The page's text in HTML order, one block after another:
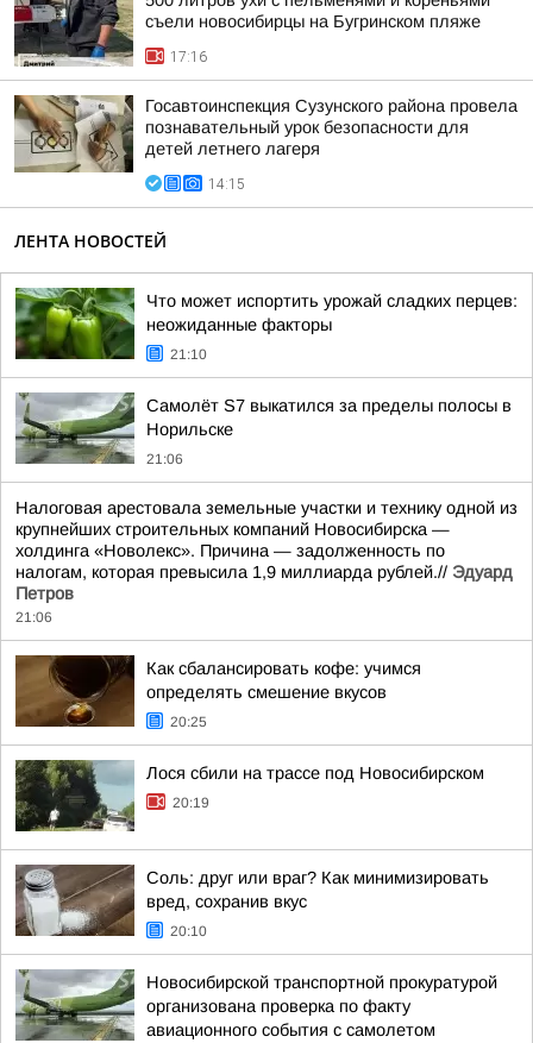
съели новосибирцы на Бугринском пляже
17:16
Госавтоинспекция Сузунского района провела
познавательный урок безопасности для
детей летнего лагеря
14:15
ЛЕНТА НОВОСТЕЙ
Что может испортить урожай сладких перцев:
неожиданные факторы
21:10
Самолёт S7 выкатился за пределы полосы в
Норильске
21:06
Налоговая арестовала земельные участки и технику одной из
крупнейших строительных компаний Новосибирска —
холдинга «Новолекс». Причина — задолженность по
налогам, которая превысила 1,9 миллиарда рублей.// Эдуард
Петров
21:06
Как сбалансировать кофе: учимся
определять смешение вкусов
20:25
Лося сбили на трассе под Новосибирском
20:19
Соль: друг или враг? Как минимизировать
вред, сохранив вкус
20:10
Новосибирской транспортной прокуратурой
организована проверка по факту
авиационного события с самолетом